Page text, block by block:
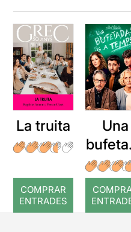
La truita
COMPRAR
ENTRADES
Una
a